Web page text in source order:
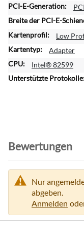
r
e
n
f
o
m
e
Low
Adapter
Intel® 82599
Bewertungen
Nur
abgeben.
Anmelden